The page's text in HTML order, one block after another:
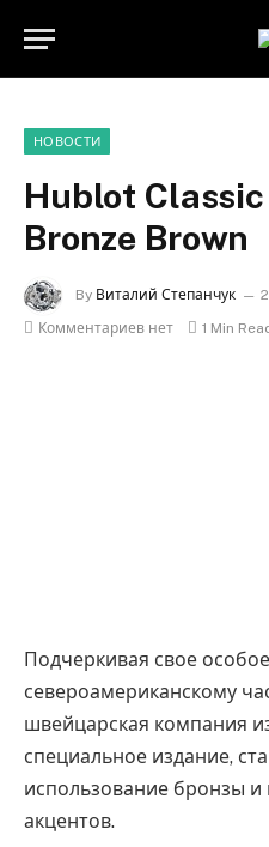
НОВОСТИ
Hublot
Bronze Brown
By Виталий Степанчук
Комментариев нет
1 Min
Подчеркивая свое
североамериканскому
швейцарская компания
специальное издание,
использование бронзы и
акцентов.